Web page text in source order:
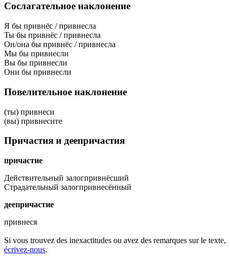
Сослагательное наклонение
Я бы привнёс / привнесла
Ты бы привнёс / привнесла
Он/она бы привнёс / привнесла
Мы бы привнесли
Вы бы привнесли
Они бы привнесли
Повелительное наклонение
(ты) привнеси
(вы) привнесите
Причастия и деепричастия
причастие
Действительный залогпривнёсший
Страдательный залогпривнесённый
деепричастие
привнеся
Si vous trouvez des inexactitudes ou avez des remarques sur le texte,
écrivez-nous.